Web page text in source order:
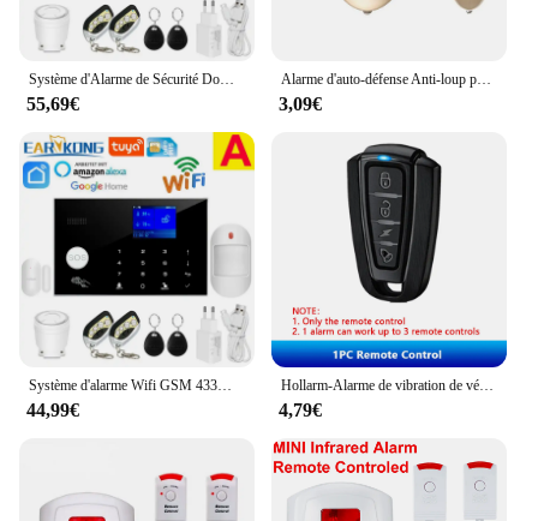
Système d'Alarme de Sécurité Domestique avec Wi-fi, GSM de 433 MHz, Détecteur Filaire sans Fil avec Clavier Tactile RFID, Anti-cambriolage, Température et Humidité
55,69€
Alarme d'auto-défense Anti-loup pour filles et femmes, alerte de protection, sécurité personnelle, cri fort, alarme d'urgence, porte-clés
3,09€
Système d'alarme Wifi GSM 433MHz, anti-cambriolage domestique, détecteur filaire sans fil, clavier tactile RFID, température et humidité, Alexa
44,99€
Hollarm-Alarme de vibration de vélo, alarme de moto sans fil, antivol, télécommande aste USB, système de sécurité étanche
4,79€